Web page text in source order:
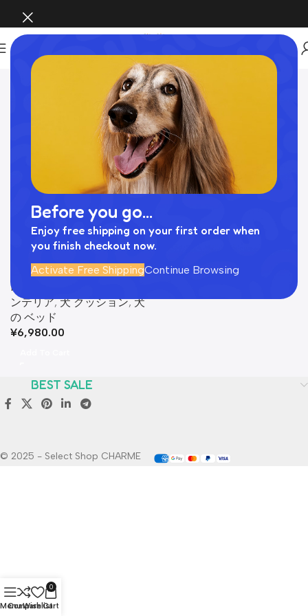
Before you go...
Enjoy free shipping on your first order when
you finish checkout now.
Activate Free ShippingContinue Browsing
犬 クッション​
INTERIOR
ンテリア,犬 クッション​,犬
の ベッド
¥6,980.00
BEST SALE
© 2025 - Select Shop CHARME
Menu
Compare
Wishlist
0
Cart